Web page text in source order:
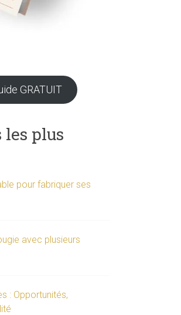
GRATUIT
plus
pour fabriquer ses
avec plusieurs
: Opportunités,